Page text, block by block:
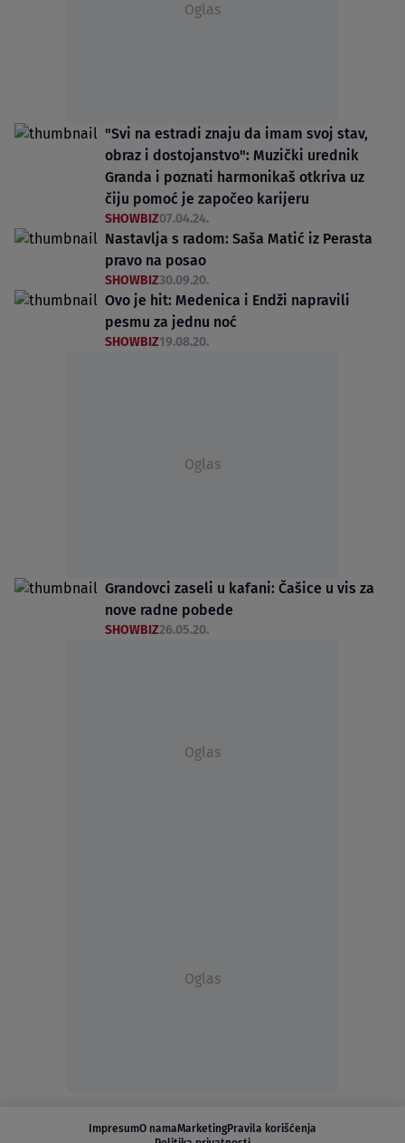
Oglas
"Svi na estradi znaju da imam svoj stav,
obraz i dostojanstvo": Muzički urednik
Granda i poznati harmonikaš otkriva uz
čiju pomoć je započeo karijeru
SHOWBIZ07.04.24.
Nastavlja s radom: Saša Matić iz Perasta
pravo na posao
SHOWBIZ30.09.20.
Ovo je hit: Medenica i Endži napravili
pesmu za jednu noć
SHOWBIZ19.08.20.
Oglas
Grandovci zaseli u kafani: Čašice u vis za
nove radne pobede
SHOWBIZ26.05.20.
Oglas
Oglas
ImpresumO namaMarketingPravila korišćenja